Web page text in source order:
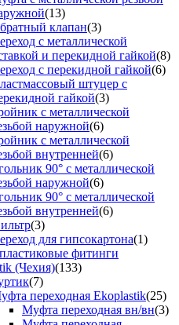
(13)
клапан(3)
с металлической
и перекидной гайкой(8)
с перекидной гайкой(6)
штуцер с
гайкой(3)
с металлической
наружной(6)
с металлической
внутренней(6)
90° с металлической
наружной(6)
90° с металлической
внутренней(6)
(3)
для гипсокартона(1)
фитинги
(Чехия)(133)
(7)
переходная Ekoplastik(25)
Муфта переходная вн/вн(3)